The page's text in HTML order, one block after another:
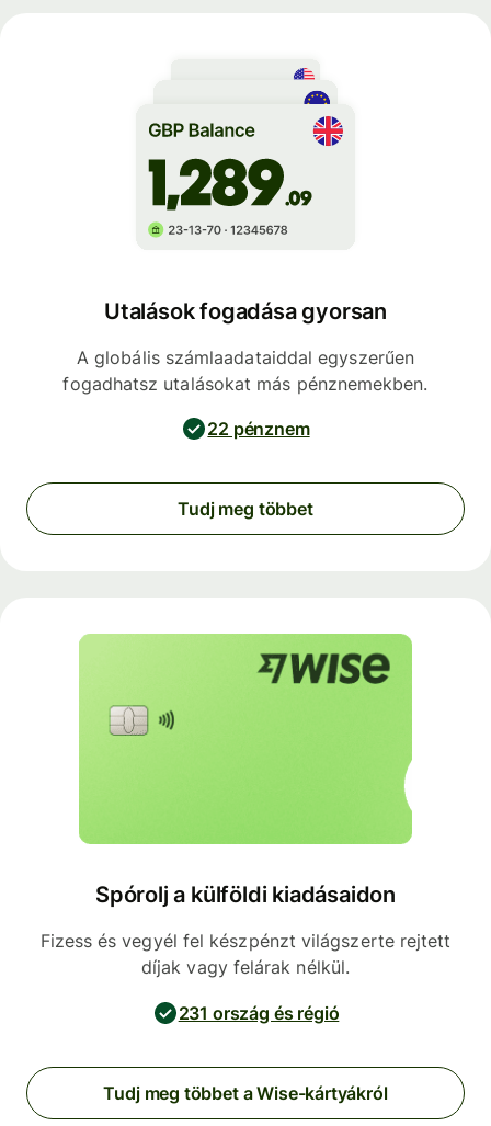
Utalások fogadása gyorsan
A globális számlaadataiddal egyszerűen
fogadhatsz utalásokat más pénznemekben.
22 pénznem
Tudj meg többet
Spórolj a külföldi kiadásaidon
Fizess és vegyél fel készpénzt világszerte rejtett
díjak vagy felárak nélkül.
231 ország és régió
Tudj meg többet a Wise-kártyákról